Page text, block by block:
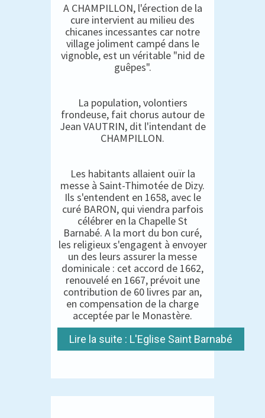
A CHAMPILLON, l'érection de la
cure intervient au milieu des
chicanes incessantes car notre
village joliment campé dans le
vignoble, est un véritable "nid de
guêpes".
La population, volontiers
frondeuse, fait chorus autour de
Jean VAUTRIN, dit l'intendant de
CHAMPILLON.
Les habitants allaient ouïr la
messe à Saint-Thimotée de Dizy.
Ils s'entendent en 1658, avec le
curé BARON, qui viendra parfois
célébrer en la Chapelle St
Barnabé. A la mort du bon curé,
les religieux s'engagent à envoyer
un des leurs assurer la messe
dominicale : cet accord de 1662,
renouvelé en 1667, prévoit une
contribution de 60 livres par an,
en compensation de la charge
acceptée par le Monastère.
Lire la suite : L'Eglise Saint Barnabé